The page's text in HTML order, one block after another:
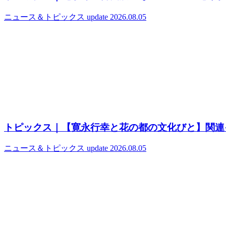
ニュース＆トピックス update 2026.08.05
トピックス｜【寛永行幸と花の都の文化びと】関
ニュース＆トピックス update 2026.08.05